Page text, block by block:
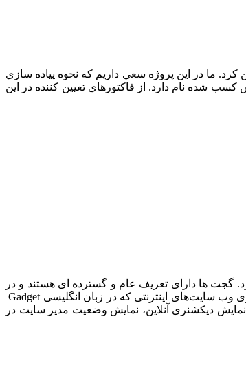
ما در اين پروژه سعي داريم که نحوه پياده سازي
شده نام دارد. از فاکتورهاي تعيين کننده در اين
گجت ها دارای تعریف عام و گسترده ای هستند و در
اینجا منظور از ابزارک ها و دستگاه هایی است که به حوزه فناوری اطلاعات و کامپیوتر مربوط می شوند. همچنین ابزارهای کاربردی موجود در ستون کناری وب سایت‌های اینترنتی که در زبان انگلیسی Gadget
دیکشنری آنلاین، نمایش وضعیت مدیر سایت در